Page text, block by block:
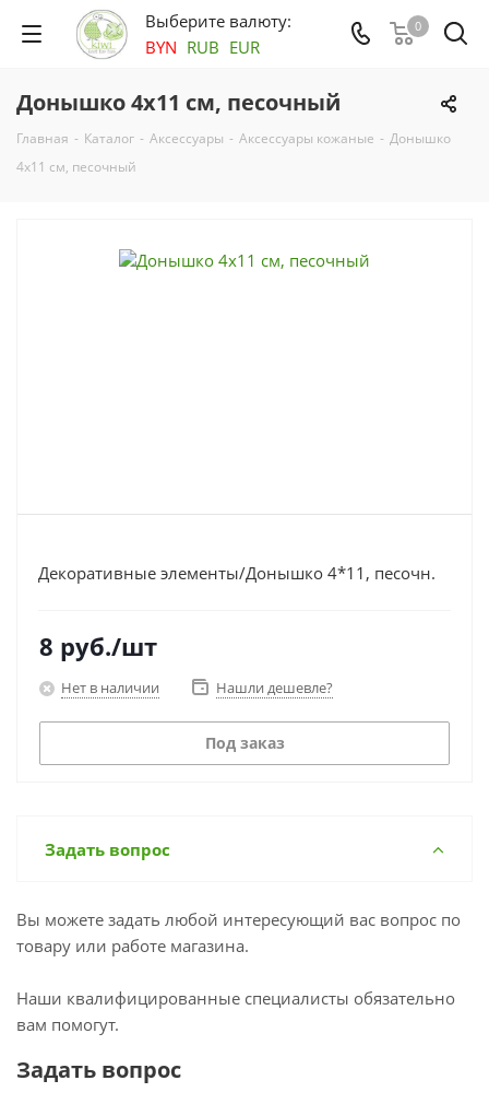
Выберите валюту:
BYN RUB EUR
0
Донышко 4х11 см, песочный
Главная - Каталог - Аксесcуары - Аксессуары кожаные - Донышко
4х11 см, песочный
Декоративные элементы/Донышко 4*11, песочн.
8 руб./шт
Нет в наличии Нашли дешевле?
Под заказ
Задать вопрос
Вы можете задать любой интересующий вас вопрос по
товару или работе магазина.
Наши квалифицированные специалисты обязательно
вам помогут.
Задать вопрос